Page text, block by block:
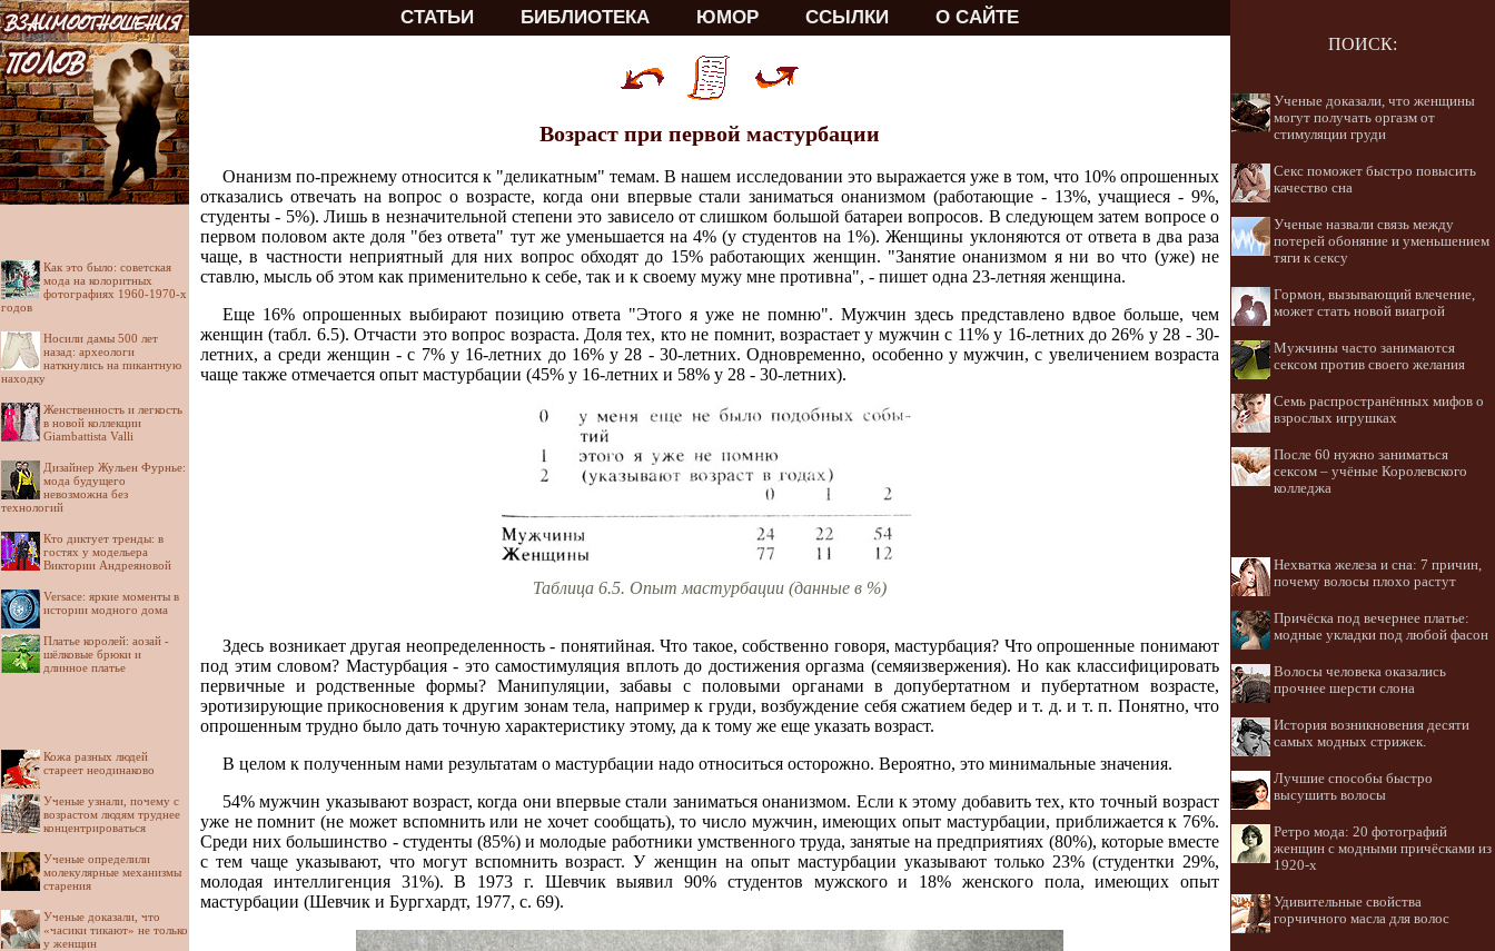
СТАТЬИ БИБЛИОТЕКА ЮМОР ССЫЛКИ О САЙТЕ
Как это было: советская
мода на колоритных
фотографиях 1960-1970-х
годов
Носили дамы 500 лет
назад: археологи
наткнулись на пикантную
находку
Женственность и легкость
в новой коллекции
Giambattista Valli
Дизайнер Жульен Фурнье:
мода будущего
невозможна без
технологий
Кто диктует тренды: в
гостях у модельера
Виктории Андреяновой
Versace: яркие моменты в
истории модного дома
Платье королей: аозай -
шёлковые брюки и
длинное платье
Кожа разных людей
стареет неодинаково
Ученые узнали, почему с
возрастом людям труднее
концентрироваться
Ученые определили
молекулярные механизмы
старения
Ученые доказали, что
«часики тикают» не только
у женщин
Возраст при первой мастурбации
Онанизм по-прежнему относится к "деликатным" темам. В нашем исследовании это выражается уже в том, что 10% опрошенных
отказались отвечать на вопрос о возрасте, когда они впервые стали заниматься онанизмом (работающие - 13%, учащиеся - 9%,
студенты - 5%). Лишь в незначительной степени это зависело от слишком большой батареи вопросов. В следующем затем вопросе о
первом половом акте доля "без ответа" тут же уменьшается на 4% (у студентов на 1%). Женщины уклоняются от ответа в два раза
чаще, в частности неприятный для них вопрос обходят до 15% работающих женщин. "Занятие онанизмом я ни во что (уже) не
ставлю, мысль об этом как применительно к себе, так и к своему мужу мне противна", - пишет одна 23-летняя женщина.
Еще 16% опрошенных выбирают позицию ответа "Этого я уже не помню". Мужчин здесь представлено вдвое больше, чем
женщин (табл. 6.5). Отчасти это вопрос возраста. Доля тех, кто не помнит, возрастает у мужчин с 11% у 16-летних до 26% у 28 - 30-
летних, а среди женщин - с 7% у 16-летних до 16% у 28 - 30-летних. Одновременно, особенно у мужчин, с увеличением возраста
чаще также отмечается опыт мастурбации (45% у 16-летних и 58% у 28 - 30-летних).
Таблица 6.5. Опыт мастурбации (данные в %)
Здесь возникает другая неопределенность - понятийная. Что такое, собственно говоря, мастурбация? Что опрошенные понимают
под этим словом? Мастурбация - это самостимуляция вплоть до достижения оргазма (семяизвержения). Но как классифицировать
первичные и родственные формы? Манипуляции, забавы с половыми органами в допубертатном и пубертатном возрасте,
эротизирующие прикосновения к другим зонам тела, например к груди, возбуждение себя сжатием бедер и т. д. и т. п. Понятно, что
опрошенным трудно было дать точную характеристику этому, да к тому же еще указать возраст.
В целом к полученным нами результатам о мастурбации надо относиться осторожно. Вероятно, это минимальные значения.
54% мужчин указывают возраст, когда они впервые стали заниматься онанизмом. Если к этому добавить тех, кто точный возраст
уже не помнит (не может вспомнить или не хочет сообщать), то число мужчин, имеющих опыт мастурбации, приближается к 76%.
Среди них большинство - студенты (85%) и молодые работники умственного труда, занятые на предприятиях (80%), которые вместе
с тем чаще указывают, что могут вспомнить возраст. У женщин на опыт мастурбации указывают только 23% (студентки 29%,
молодая интеллигенция 31%). В 1973 г. Шевчик выявил 90% студентов мужского и 18% женского пола, имеющих опыт
мастурбации (Шевчик и Бургхардт, 1977, с. 69).
ПОИСК:
Ученые доказали, что женщины
могут получать оргазм от
стимуляции груди
Секс поможет быстро повысить
качество сна
Ученые назвали связь между
потерей обоняние и уменьшением
тяги к сексу
Гормон, вызывающий влечение,
может стать новой виагрой
Мужчины часто занимаются
сексом против своего желания
Семь распространённых мифов о
взрослых игрушках
После 60 нужно заниматься
сексом – учёные Королевского
колледжа
Нехватка железа и сна: 7 причин,
почему волосы плохо растут
Причёска под вечернее платье:
модные укладки под любой фасон
Волосы человека оказались
прочнее шерсти слона
История возникновения десяти
самых модных стрижек.
Лучшие способы быстро
высушить волосы
Ретро мода: 20 фотографий
женщин с модными причёсками из
1920-х
Удивительные свойства
горчичного масла для волос